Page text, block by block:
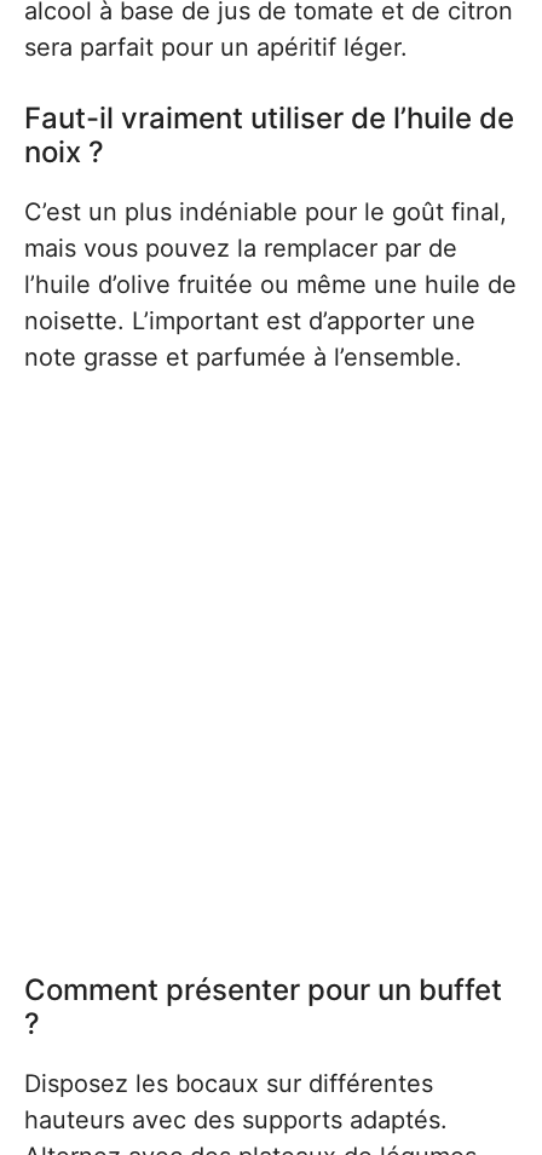
alcool à base de jus de tomate et de citron
sera parfait pour un apéritif léger.
Faut-il vraiment utiliser de l’huile de
noix ?
C’est un plus indéniable pour le goût final,
mais vous pouvez la remplacer par de
l’huile d’olive fruitée ou même une huile de
noisette. L’important est d’apporter une
note grasse et parfumée à l’ensemble.
Comment présenter pour un buffet
?
Disposez les bocaux sur différentes
hauteurs avec des supports adaptés.